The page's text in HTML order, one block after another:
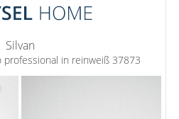
Silvan
professional in reinweiß 37873